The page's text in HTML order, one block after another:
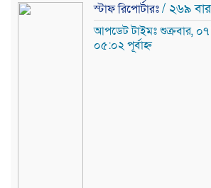
স্টাফ রিপোর্টারঃ/ ২৬৯ বার
আপডেট টাইমঃ শুক্রবার,
০৫:০২ পূর্বাহ্ন